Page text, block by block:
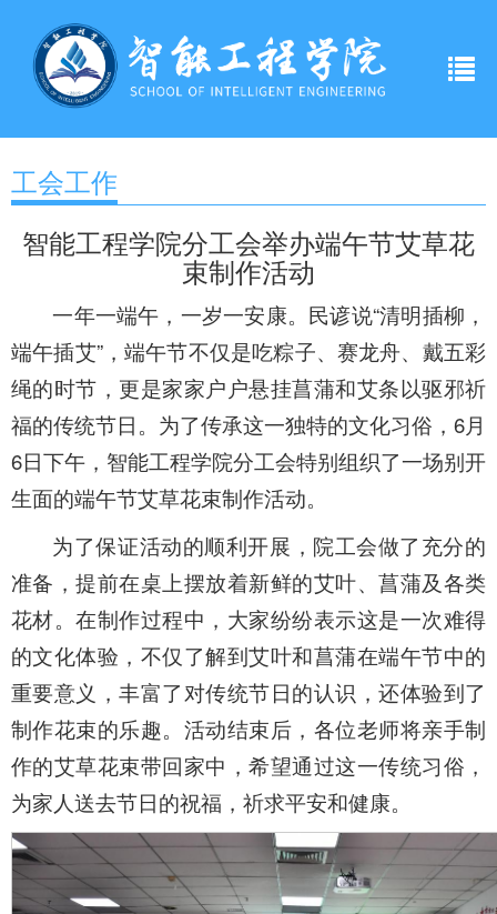
工会工作
智能工程学院分工会举办端午节艾草花
束制作活动
一年一端午，一岁一安康。民谚说“清明插柳，
端午插艾”，端午节不仅是吃粽子、赛龙舟、戴五彩
绳的时节，更是家家户户悬挂菖蒲和艾条以驱邪祈
福的传统节日。为了传承这一独特的文化习俗，6月
6日下午，智能工程学院分工会特别组织了一场别开
生面的端午节艾草花束制作活动。
为了保证活动的顺利开展，院工会做了充分的
准备，提前在桌上摆放着新鲜的艾叶、菖蒲及各类
花材。在制作过程中，大家纷纷表示这是一次难得
的文化体验，不仅了解到艾叶和菖蒲在端午节中的
重要意义，丰富了对传统节日的认识，还体验到了
制作花束的乐趣。活动结束后，各位老师将亲手制
作的艾草花束带回家中，希望通过这一传统习俗，
为家人送去节日的祝福，祈求平安和健康。